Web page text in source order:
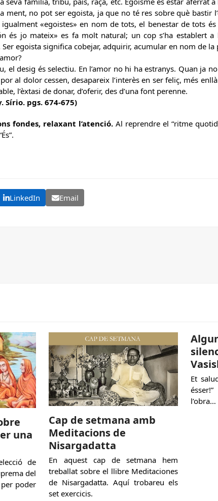
ment, no pot ser egoista, ja que no té res sobre què bastir
«egoistes» en nom de tots, el benestar de tots
és jo mateix» es fa molt natural; un cop s’ha establert a
egoista significa cobejar, adquirir, acumular en nom de
el desig és selectiu. En l’amor no hi ha estranys. Quan ja
al dolor cessen, desapareix l’interès en ser feliç, més
l’èxtasi de donar, d’oferir, des d’una font perenne.
Sírio. pgs. 674-675)
fondes, relaxant l’atenció. Al reprendre el “ritme
LinkedIn Email
una
de
del
poder
Cap de setmana amb
Meditacions de
Nisargadatta
En aquest cap de setmana hem
treballat sobre el llibre Meditaciones
de Nisargadatta. Aquí trobareu els
set exercicis.
Et
l’obra…